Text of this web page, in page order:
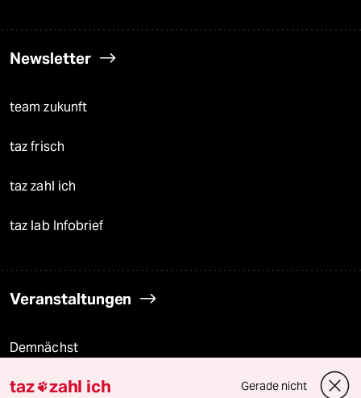
Newsletter
team zukunft
taz frisch
taz zahl ich
taz lab Infobrief
Veranstaltungen
Demnächst
Vor Ort
taz zahl ich Gerade nicht